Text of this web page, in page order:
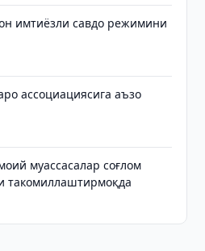
имтиёзли савдо режимини
ассоциациясига аъзо
муассасалар соғлом
такомиллаштирмоқда